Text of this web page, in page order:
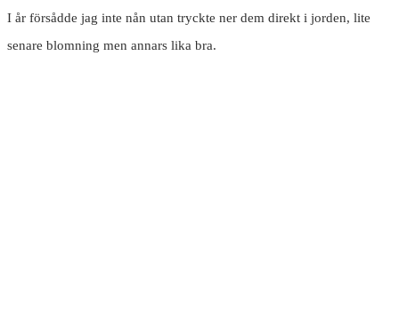
I år försådde jag inte nån utan tryckte ner dem direkt i jorden, lite
senare blomning men annars lika bra.